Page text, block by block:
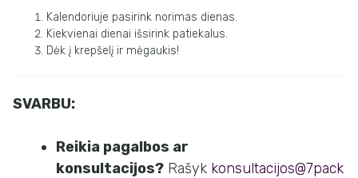
Kalendoriuje pasirink norimas dienas.
Kiekvienai dienai išsirink patiekalus.
Dėk į krepšelį ir mėgaukis!
SVARBU:
Reikia pagalbos ar
konsultacijos? Rašyk konsultacijos@7pack